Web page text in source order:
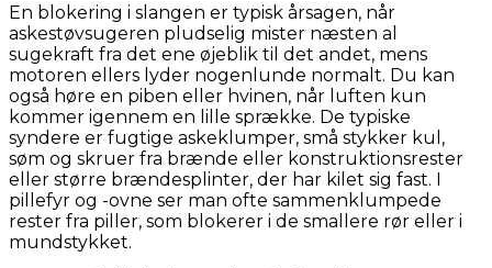
En blokering i slangen er typisk årsagen, når
askestøvsugeren pludselig mister næsten al
sugekraft fra det ene øjeblik til det andet, mens
motoren ellers lyder nogenlunde normalt. Du kan
også høre en piben eller hvinen, når luften kun
kommer igennem en lille sprække. De typiske
syndere er fugtige askeklumper, små stykker kul,
søm og skruer fra brænde eller konstruktionsrester
eller større brændesplinter, der har kilet sig fast. I
pillefyr og -ovne ser man ofte sammenklumpede
rester fra piller, som blokerer i de smallere rør eller i
mundstykket.